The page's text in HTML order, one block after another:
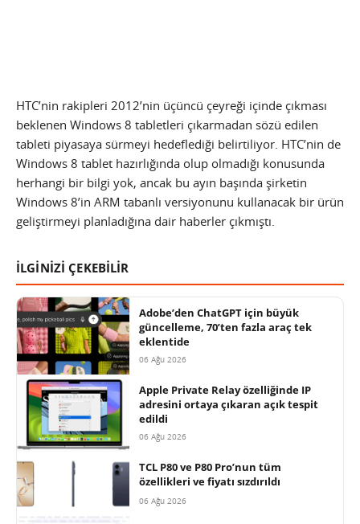
HTC’nin rakipleri 2012’nin üçüncü çeyreği içinde çıkması
beklenen Windows 8 tabletleri çıkarmadan sözü edilen
tableti piyasaya sürmeyi hedeflediği belirtiliyor. HTC’nin de
Windows 8 tablet hazırlığında olup olmadığı konusunda
herhangi bir bilgi yok, ancak bu ayın başında şirketin
Windows 8’in ARM tabanlı versiyonunu kullanacak bir ürün
geliştirmeyi planladığına dair haberler çıkmıştı.
İLGİNİZİ ÇEKEBİLİR
Adobe’den ChatGPT için büyük
güncelleme, 70’ten fazla araç tek
eklentide
06 Ağu 2026
Apple Private Relay özelliğinde IP
adresini ortaya çıkaran açık tespit
edildi
06 Ağu 2026
TCL P80 ve P80 Pro’nun tüm
özellikleri ve fiyatı sızdırıldı
06 Ağu 2026